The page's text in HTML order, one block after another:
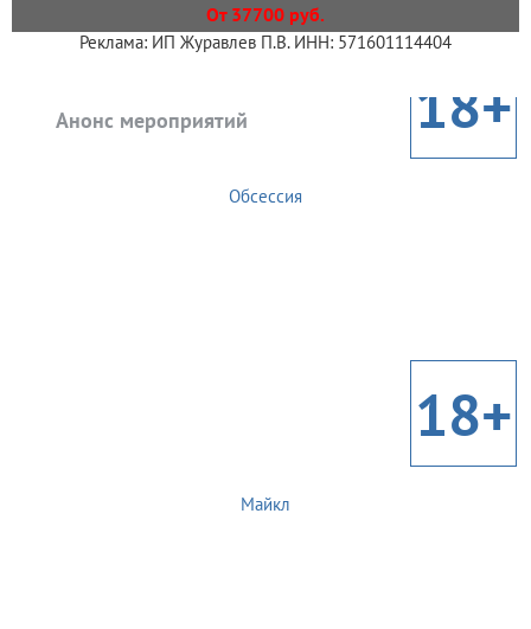
От 37700 руб.
Реклама: ИП Журавлев П.В. ИНН: 571601114404
Анонс мероприятий 18+
Обсессия
18+
Майкл